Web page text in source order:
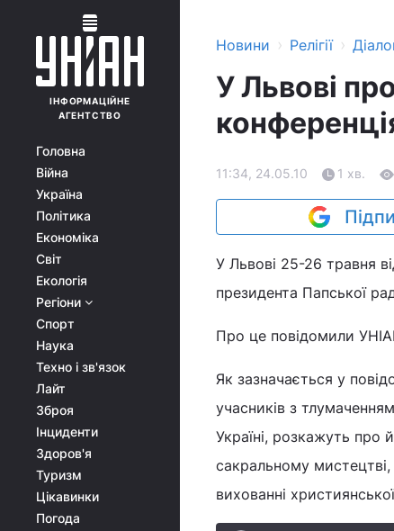
ІНФОРМАЦІЙНЕ
АГЕНТСТВО
Головна
Війна
Україна
Політика
Економіка
Світ
Екологія
Регіони
Спорт
Наука
Техно і зв'язок
Лайт
Зброя
Інциденти
Здоров'я
Туризм
Цікавинки
Погода
Новини › Релігії ›
У Львові
11:34, 24.05.10 1 хв.
У Львові 25-26 травня
президента Папської
Про це повідомили
Як зазначається у
учасників з
Україні, розкажуть про
сакральному мистецтві,
вихованні